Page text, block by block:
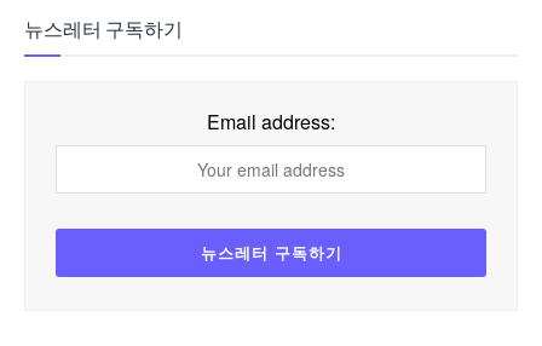
뉴스레터 구독하기
Email address: